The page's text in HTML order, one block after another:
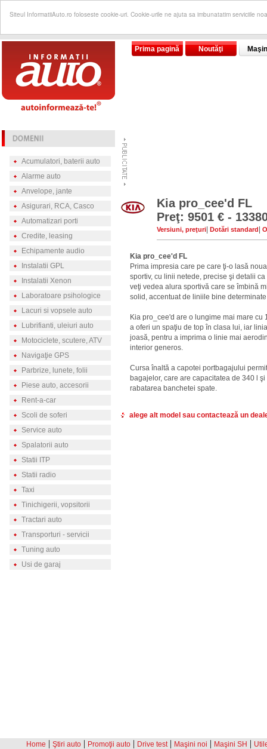
Siteul InformatiiAuto.ro foloseste cookie-uri. Cookie-urile ne ajuta sa imbunatatim serviciile
Prima pagină Noutăţi
Acumulatori, baterii auto
Alarme auto
Anvelope, jante
Asigurari, RCA, Casco
Automatizari porti
Credite, leasing
Echipamente audio
Instalatii GPL
Instalatii Xenon
Laboratoare psihologice
Lacuri si vopsele auto
Lubrifianti, uleiuri auto
Motociclete, scutere, ATV
Navigaţie GPS
Parbrize, lunete, folii
Piese auto, accesorii
Rent-a-car
Scoli de soferi
Service auto
Spalatorii auto
Statii ITP
Statii radio
Taxi
Tinichigerii, vopsitorii
Tractari auto
Transporturi - servicii
Tuning auto
Usi de garaj
Kia pro_cee'd FL
Preţ: 9501 € -
Versiuni, preţuri Dotări standard
Kia pro_cee'd FL
Prima impresia care pe care ţi-o lasă
sportiv, cu linii netede, precise şi detalii
veţi vedea alura sportivă care se îmbină
solid, accentuat de liniile bine
Kia pro_cee'd are o lungime mai mare
a oferi un spaţiu de top în clasa lui, iar
joasă, pentru a imprima o linie mai
interior generos.
Cursa înaltă a capotei portbagajului
bagajelor, care are capacitatea de 340 l
rabatarea banchetei spate.
alege alt model sau contactează un
Home | Ştiri auto | Promoţii auto | Drive test | Maşini noi | Maşini SH |